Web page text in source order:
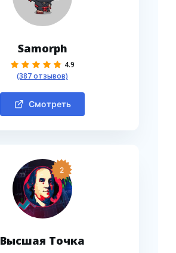
Samorph
4.9
(387 отзывов)
Смотреть
2
Высшая Точка